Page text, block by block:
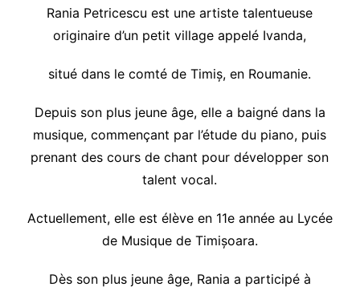
Rania Petricescu est une artiste talentueuse
originaire d’un petit village appelé Ivanda,
situé dans le comté de Timiș, en Roumanie.
Depuis son plus jeune âge, elle a baigné dans la
musique, commençant par l’étude du piano, puis
prenant des cours de chant pour développer son
talent vocal.
Actuellement, elle est élève en 11e année au Lycée
de Musique de Timișoara.
Dès son plus jeune âge, Rania a participé à